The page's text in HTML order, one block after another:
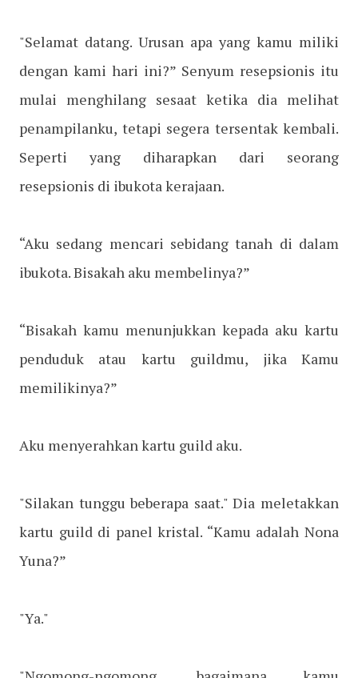
"Selamat datang. Urusan apa yang kamu miliki
dengan kami hari ini?” Senyum resepsionis itu
mulai menghilang sesaat ketika dia melihat
penampilanku, tetapi segera tersentak kembali.
Seperti yang diharapkan dari seorang
resepsionis di ibukota kerajaan.
“Aku sedang mencari sebidang tanah di dalam
ibukota. Bisakah aku membelinya?”
“Bisakah kamu menunjukkan kepada aku kartu
penduduk atau kartu guildmu, jika Kamu
memilikinya?”
Aku menyerahkan kartu guild aku.
"Silakan tunggu beberapa saat." Dia meletakkan
kartu guild di panel kristal. “Kamu adalah Nona
Yuna?”
"Ya."